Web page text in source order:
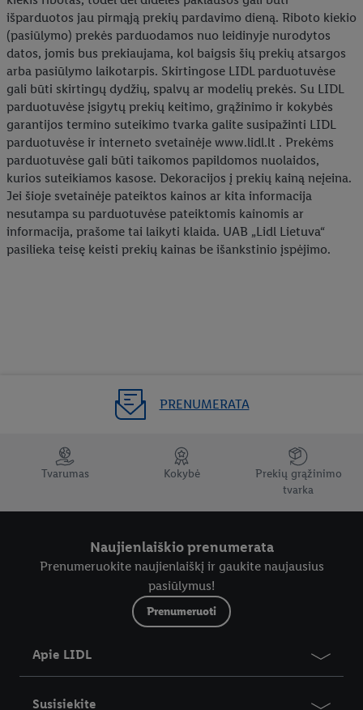
išparduotos jau pirmąją prekių pardavimo dieną. Riboto kiekio
(pasiūlymo) prekės parduodamos nuo leidinyje nurodytos
datos, jomis bus prekiaujama, kol baigsis šių prekių atsargos
arba pasiūlymo laikotarpis. Skirtingose LIDL parduotuvėse
gali būti skirtingų dydžių, spalvų ar modelių prekės. Su LIDL
parduotuvėse įsigytų prekių keitimo, grąžinimo ir kokybės
garantijos termino suteikimo tvarka galite susipažinti LIDL
parduotuvėse ir interneto svetainėje www.lidl.lt . Prekėms
parduotuvėse gali būti taikomos papildomos nuolaidos,
kurios suteikiamos kasose. Dekoracijos į prekių kainą neįeina.
Jei šioje svetainėje pateiktos kainos ar kita informacija
nesutampa su parduotuvėse pateiktomis kainomis ar
informacija, prašome tai laikyti klaida. UAB „Lidl Lietuva“
pasilieka teisę keisti prekių kainas be išankstinio įspėjimo.
PRENUMERATA
Tvarumas Kokybė
Prekių grąžinimo
tvarka
Naujienlaiškio prenumerata
Prenumeruokite naujienlaiškį ir gaukite naujausius
pasiūlymus!
Prenumeruoti
Apie LIDL
Susisiekite